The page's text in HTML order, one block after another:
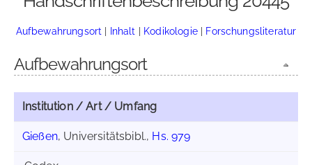
Aufbewahrungsort | Inhalt | Kodikologie| Forschungsliteratur
Aufbewahrungsort
Institution / Art / Umfang
Gießen, Universitätsbibl., Hs. 979